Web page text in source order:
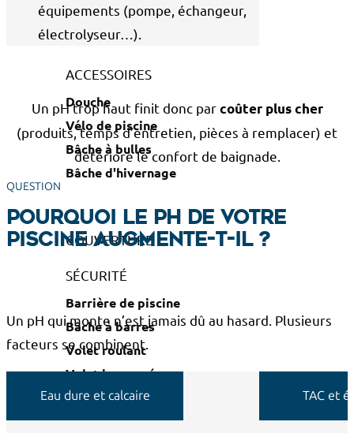
Liner armé
Carrelage
ACCESSOIRES
Douche
Vélo de piscine
Bâche à bulles
Bâche d'hivernage
COUVERTURE
SÉCURITÉ
Barrière de piscine
Bâche à barres
Volet roulant
Volet immergé
Abri de piscine
équipements (pompe, échangeur,
électrolyseur…).
Un pH trop haut finit donc parcoûter plus cher
(produits, temps d’entretien, pièces à remplacer) et
détériore le confort de baignade.
QUESTION
Pourquoi le pH de votre
piscine augmente-t-il ?
Un pH qui monte n’est jamais dû au hasard. Plusieurs
facteurs se combinent.
Eau dure et calcaire TAC et